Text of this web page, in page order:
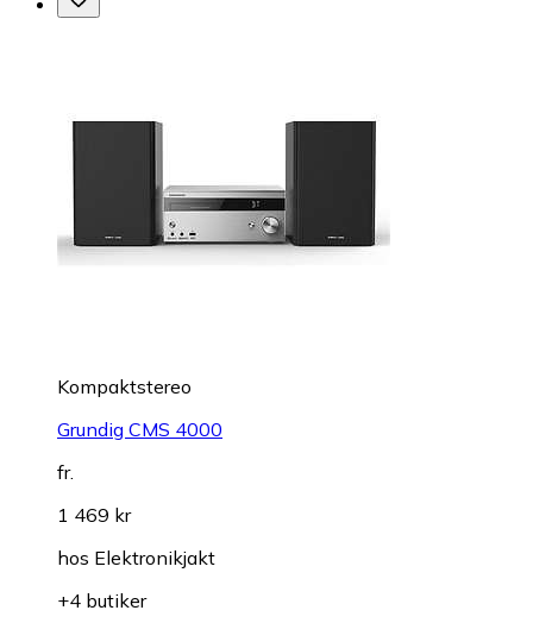
Kompaktstereo
Grundig CMS 4000
fr.
1 469 kr
hos Elektronikjakt
+4 butiker